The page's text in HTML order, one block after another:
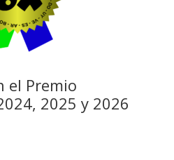
el Premio
2025 y 2026